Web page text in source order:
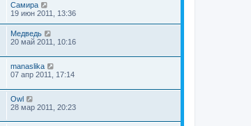
Самира
19 июн 2011, 13:36
Медведь
20 май 2011, 10:16
manaslika
07 апр 2011, 17:14
Owl
28 мар 2011, 20:23